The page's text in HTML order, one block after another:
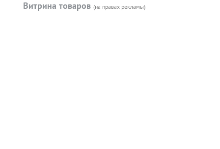
Витрина товаров (на правах рекламы)